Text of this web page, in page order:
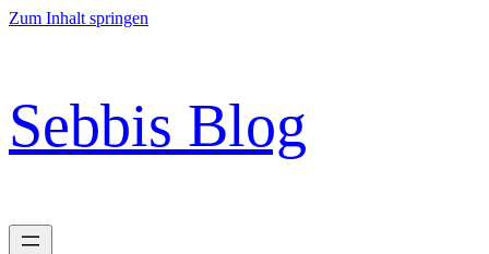
Zum Inhalt springen
Sebbis Blog